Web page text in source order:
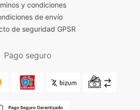
y condiciones
de envío
de seguridad GPSR
Pago seguro